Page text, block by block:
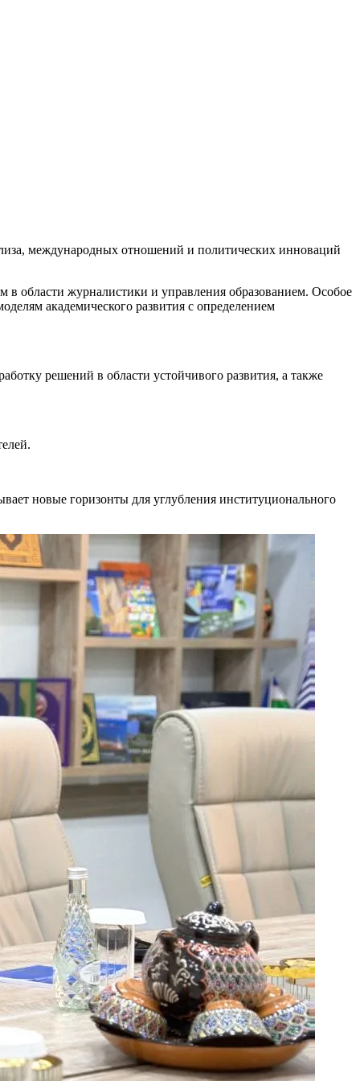
международных отношений и политических инноваций
области журналистики и управления образованием. Особое
академического развития с определением
решений в области устойчивого развития, а также
новые горизонты для углубления институционального